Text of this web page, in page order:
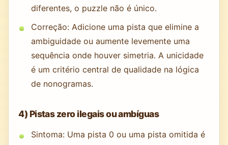
diferentes, o puzzle não é único.
Correção: Adicione uma pista que elimine a
ambiguidade ou aumente levemente uma
sequência onde houver simetria. A unicidade
é um critério central de qualidade na lógica
de nonogramas.
4) Pistas zero ilegais ou ambíguas
Sintoma: Uma pista 0 ou uma pista omitida é